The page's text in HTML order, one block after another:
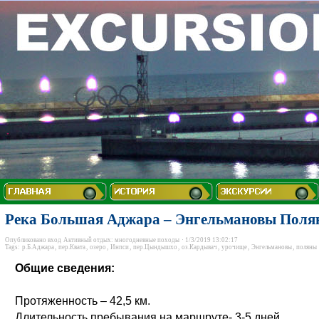
Река Большая Аджара – Энгельмановы
Опубликовано вход Активный отдых: многодневные походы · 1/3/2019 13:02:17
Tags: р.Б.Аджара, пер.Квата, озеро , Инпси, пер.Цындышхо , оз.Кардывач , урочище, Энгельмановы, поляны
Общие сведения:
Протяженность – 42,5 км.